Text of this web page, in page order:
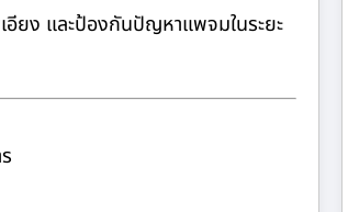
อียง และป้องกันปัญหาแพจมในระยะ